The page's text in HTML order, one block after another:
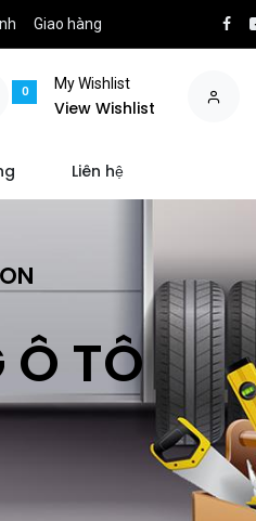
Giao hàng
0 My Wishlist
View Wishlist
Liên hệ
Ô TÔ